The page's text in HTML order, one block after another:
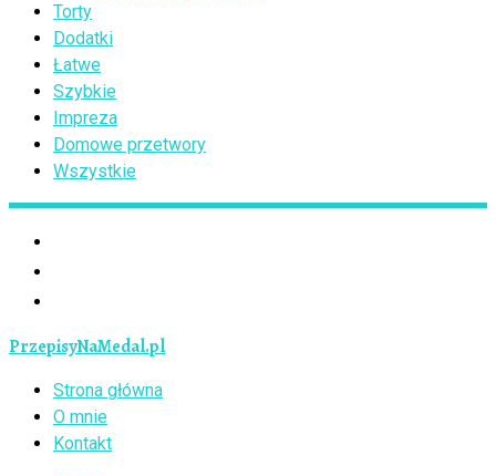
Torty
Dodatki
Łatwe
Szybkie
Impreza
Domowe przetwory
Wszystkie
PrzepisyNaMedal.pl
Strona główna
O mnie
Kontakt